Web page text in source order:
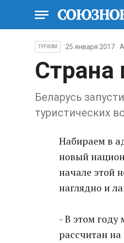
ТУРИЗМ 25 января 2017
Страна
Беларусь
туристических
Набираем в
новый
начале этой
наглядно и
- В этом году
рассчитан